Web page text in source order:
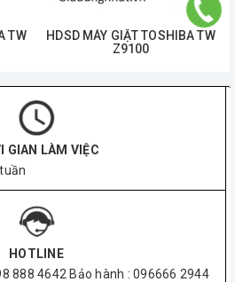
TW
HDSD MÁY GIẶT TOSHIBA TW
Z9100
GIAN LÀM VIỆC
HOTLINE
888 4642 Bảo hành : 096666 2944